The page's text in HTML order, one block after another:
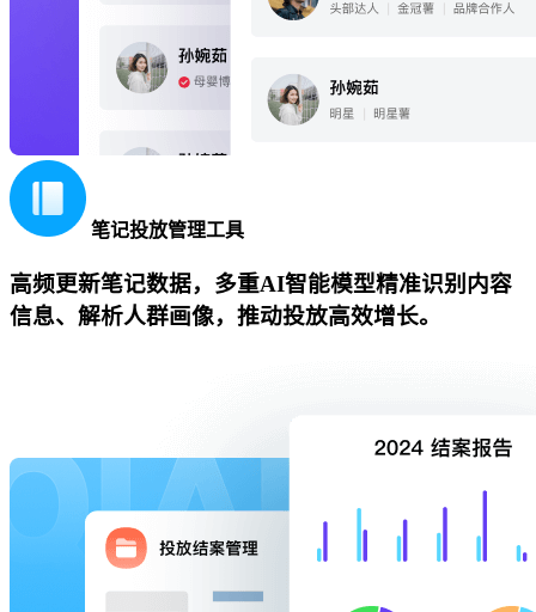
笔记投放管理工具
高频更新笔记数据，多重AI智能模型精准识别内容
信息、解析人群画像，推动投放高效增长。